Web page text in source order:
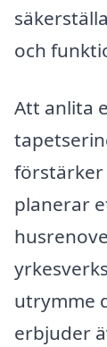
och
Att anlita
förstärker
planerar
utrymme
erbjuder